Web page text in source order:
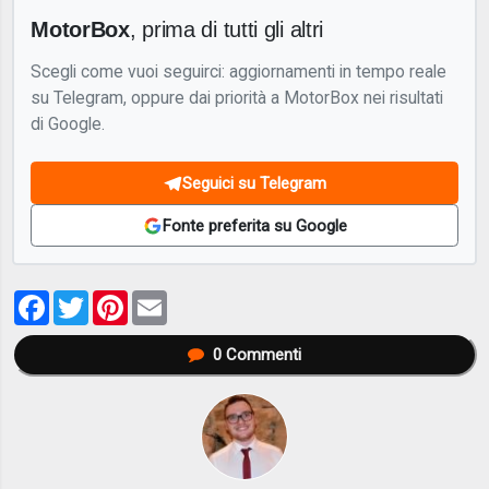
MotorBox, prima di tutti gli altri
Scegli come vuoi seguirci: aggiornamenti in tempo reale
su Telegram, oppure dai priorità a MotorBox nei risultati
di Google.
Seguici su Telegram
Fonte preferita su Google
Facebook
TwitterPinterest
0Commenti